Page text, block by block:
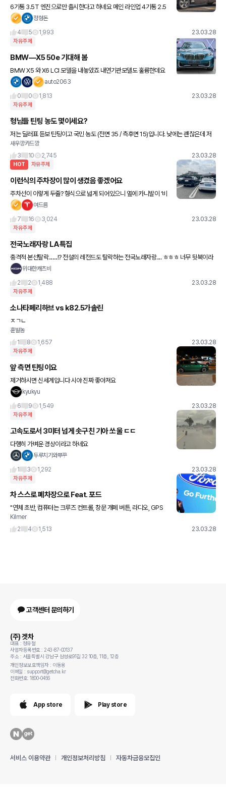
6기통 3.5T 엔진으로만 출시한다고 하네요 메인 라인업 4기통 2.5
T가 없는 게 조금 아쉽긴 합니다 레벨 3급 반자율주행 기능도 탑재된
정형돈
4
5 1,993 23.03.28
자유주제
BMW—X5 50e 기대해 봄
BMW X5 와 X6 LCI 모델을 내놓았죠 내연기관모델도 훌륭한데요
특히 Marina Bay Blue 메탈릭 컬러의 유니크함💯💯💯 이번 페리
auto2063
0
0 1,813 23.03.28
자유주제
형님들 틴팅 농도 몇이세요?
저는 딜러표 듣보 틴팅이고 국민 농도 (전면 35 / 측후면 15)입니다. 낮에는 괜찮은데 저
녁에 야외주차할 때 불편하네유.. 기존 틴팅 갈아엎고 전면 50, 측후면 30으로 바꾸려고
하
새우깡카드깡
3
10 2,745 23.03.28
HOT 자유주제
이런식의 주차장이 많이 생겼음 좋겠어요
주차선이 이렇게 두줄? 형식으로 넓게 되어있으니 옆에 카니발이 ‘비
매너’ 주차해도 큰 불편함없고 문콕 걱정도 없네요 앞으로 이렇게 다
여드름
7
16 3,024 23.03.28
자유주제
전국노래자랑 LA특집
충격적 본선탈락.......!? 전설의 레전드도 탈락하는 전국노래자랑.... ㅎㅎㅎ 너무 뒷북이라
위대한캐츠비
2
2 1,488 23.03.28
자유주제
소나타페리하브 vs k82.5가솔린
ㅈㄱㄴ
훈발놈
1
8 1,657 23.03.28
자유주제
앞 측면 틴팅이요
제거하시면 신세계입니다 시야 진짜 좋아져요
kyukyu
6
9 1,549 23.03.28
자유주제
고속도로서 3미터 넘게 솟구친 기아 쏘울 ㄷㄷ
다행히 가벼운 경상이라고 하네요
두루치기와뿌꾸
1
3 1,292 23.03.28
자유주제
차 스스로 폐차장으로 Feat. 포드
"연체 초반, 컴퓨터는 크루즈 컨트롤, 창문 개폐 버튼, 라디오, GPS
등의 기능을 제한한다. 그래도 할부금을 갚지 않으면 에어컨, 원격 시
동 장치, 도어 잠금/해제 등을 추가로 제한한다.
Kilmer
2
4 1,513 23.03.28
고객센터 문의하기
(주) 겟차
대표 : 정유철
사업자등록번호 : 243-87-00137
주소 : 서울특별시 강남구 삼성로91길 32 10층, 11층, 12층
개인정보보호책임자 : 이동용
이메일 : support@getcha.kr
전화번호: 1800-0456
App store Play store
서비스 이용약관 개인정보처리방침 자동차금융모집인